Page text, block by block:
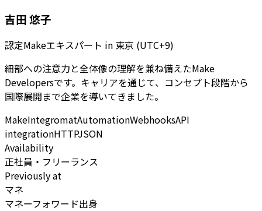
吉田 悠子
認定Makeエキスパート in 東京 (UTC+9)
細部への注意力と全体像の理解を兼ね備えたMake
Developersです。キャリアを通じて、コンセプト段階から
国際展開まで企業を導いてきました。
MakeIntegromatAutomationWebhooksAPI
integrationHTTPJSON
Availability
正社員・フリーランス
Previously at
マネ
マネーフォワード出身